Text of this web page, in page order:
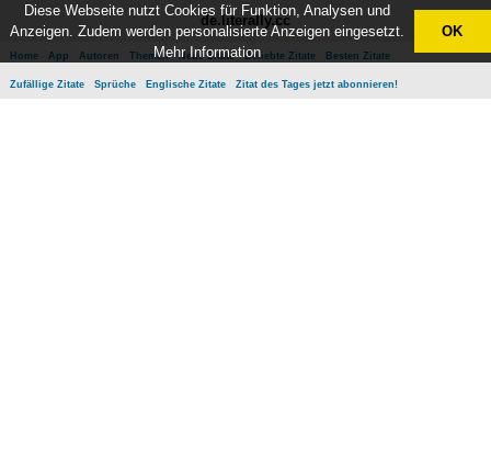
de.literally.cc
Home App Autoren Themen Neue Zitate Beliebte Zitate Besten Zitate
Zufällige Zitate Sprüche Englische Zitate Zitat des Tages jetzt abonnieren!
Diese Webseite nutzt Cookies für Funktion, Analysen und
Anzeigen. Zudem werden personalisierte Anzeigen eingesetzt.
Mehr Information
OK